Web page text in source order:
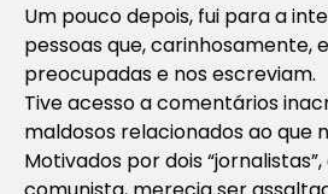
Um pouco depois, fui para a
pessoas que, carinhosamente,
preocupadas e nos escreviam.
Tive acesso a comentários
maldosos relacionados ao que
Motivados por dois